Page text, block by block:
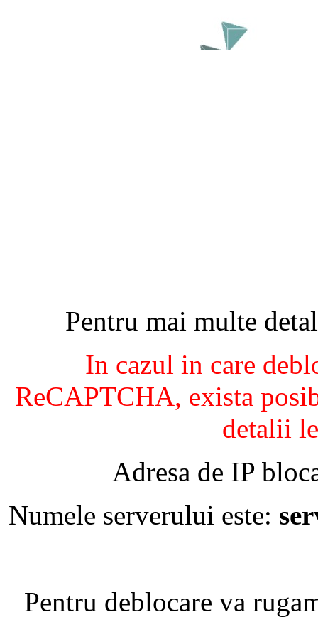
Pentru mai multe
In cazul in care
ReCAPTCHA, exista
detalii
Adresa de IP
Numele serverului este:
Pentru deblocare va